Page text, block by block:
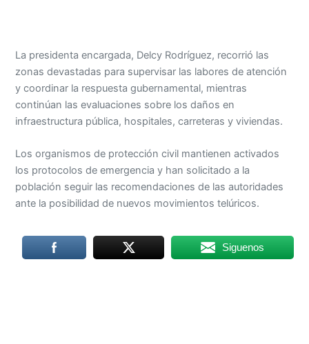
La presidenta encargada, Delcy Rodríguez, recorrió las
zonas devastadas para supervisar las labores de atención
y coordinar la respuesta gubernamental, mientras
continúan las evaluaciones sobre los daños en
infraestructura pública, hospitales, carreteras y viviendas.
Los organismos de protección civil mantienen activados
los protocolos de emergencia y han solicitado a la
población seguir las recomendaciones de las autoridades
ante la posibilidad de nuevos movimientos telúricos.
Siguenos